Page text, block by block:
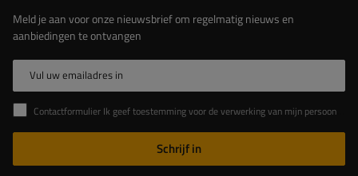
Meld je aan voor onze nieuwsbrief om regelmatig nieuws en
aanbiedingen te ontvangen
Vul uw emailadres in
Contactformulier Ik geef toestemming voor de verwerking van mijn persoonlijke gegevens in het contactformulier in overeenstemming met de Verordening van het Europees Parlement en de Raad (EU)
Schrijf in